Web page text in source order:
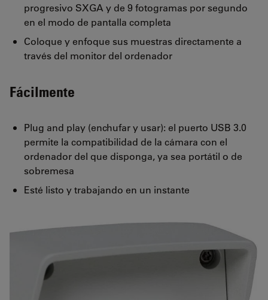
progresivo SXGA y de 9 fotogramas por segundo
en el modo de pantalla completa
Coloque y enfoque sus muestras directamente a
través del monitor del ordenador
Fácilmente
Plug and play (enchufar y usar): el puerto USB 3.0
permite la compatibilidad de la cámara con el
ordenador del que disponga, ya sea portátil o de
sobremesa
Esté listo y trabajando en un instante